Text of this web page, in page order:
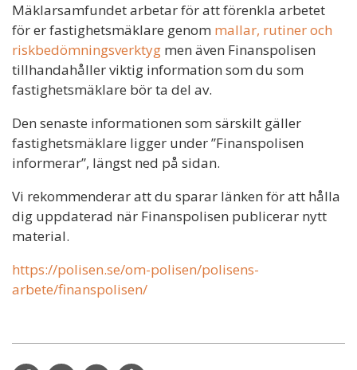
Mäklarsamfundet arbetar för att förenkla arbetet
för er fastighetsmäklare genom mallar, rutiner och
riskbedömningsverktyg men även Finanspolisen
tillhandahåller viktig information som du som
fastighetsmäklare bör ta del av.
Den senaste informationen som särskilt gäller
fastighetsmäklare ligger under ”Finanspolisen
informerar”, längst ned på sidan.
Vi rekommenderar att du sparar länken för att hålla
dig uppdaterad när Finanspolisen publicerar nytt
material.
https://polisen.se/om-polisen/polisens-
arbete/finanspolisen/